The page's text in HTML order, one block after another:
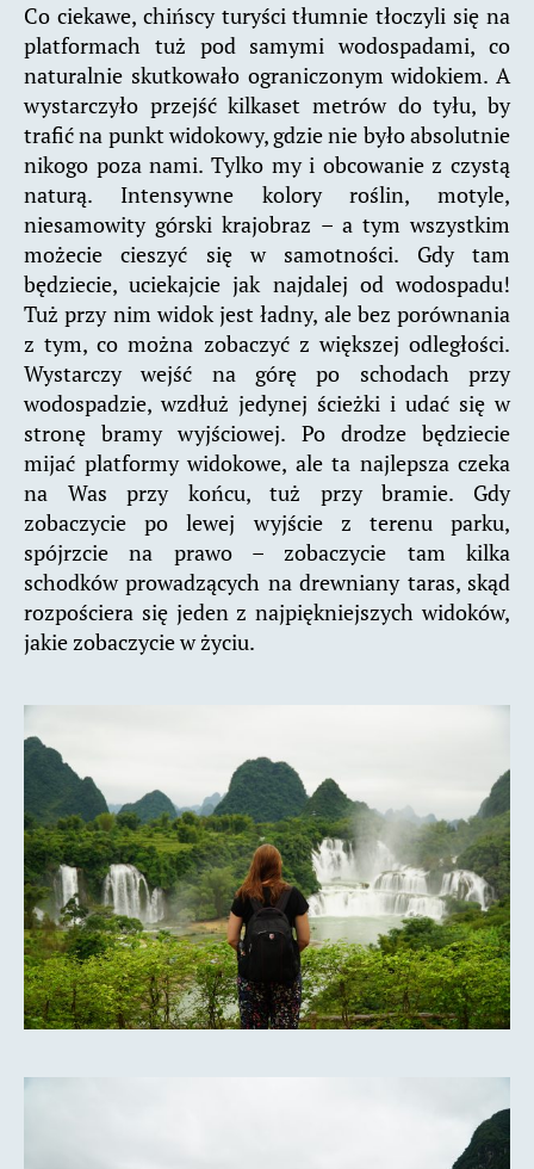
Co ciekawe, chińscy turyści tłumnie tłoczyli się na
platformach tuż pod samymi wodospadami, co
naturalnie skutkowało ograniczonym widokiem. A
wystarczyło przejść kilkaset metrów do tyłu, by
trafić na punkt widokowy, gdzie nie było absolutnie
nikogo poza nami. Tylko my i obcowanie z czystą
naturą. Intensywne kolory roślin, motyle,
niesamowity górski krajobraz – a tym wszystkim
możecie cieszyć się w samotności. Gdy tam
będziecie, uciekajcie jak najdalej od wodospadu!
Tuż przy nim widok jest ładny, ale bez porównania
z tym, co można zobaczyć z większej odległości.
Wystarczy wejść na górę po schodach przy
wodospadzie, wzdłuż jedynej ścieżki i udać się w
stronę bramy wyjściowej. Po drodze będziecie
mijać platformy widokowe, ale ta najlepsza czeka
na Was przy końcu, tuż przy bramie. Gdy
zobaczycie po lewej wyjście z terenu parku,
spójrzcie na prawo – zobaczycie tam kilka
schodków prowadzących na drewniany taras, skąd
rozpościera się jeden z najpiękniejszych widoków,
jakie zobaczycie w życiu.